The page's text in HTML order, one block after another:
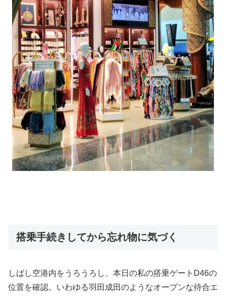
搭乗手続きしてから忘れ物に気づく
しばし空港内をうろうろし、本日の私の搭乗ゲートD46の
位置を確認。いわゆる羽田成田のようなオープンな待合エ